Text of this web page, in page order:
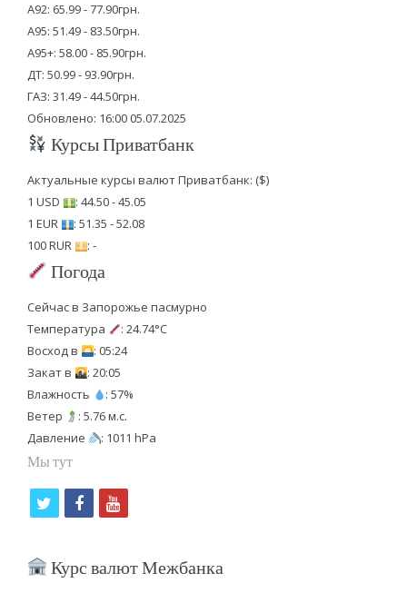
А92: 65.99 - 77.90грн.
А95: 51.49 - 83.50грн.
А95+: 58.00 - 85.90грн.
ДТ: 50.99 - 93.90грн.
ГАЗ: 31.49 - 44.50грн.
Обновлено: 16:00 05.07.2025
Курсы Приватбанк
Актуальные курсы валют Приватбанк: ($)
1 USD
: 44.50 - 45.05
1 EUR
: 51.35 - 52.08
100 RUR
: -
Погода
Сейчас в Запорожье пасмурно
Температура
: 24.74°C
Восход в
: 05:24
Закат в
: 20:05
Влажность
: 57%
Ветер
: 5.76 м.с.
Давление
: 1011 hPa
Мы тут
i
f
c
y
u
Курс валют Межбанка